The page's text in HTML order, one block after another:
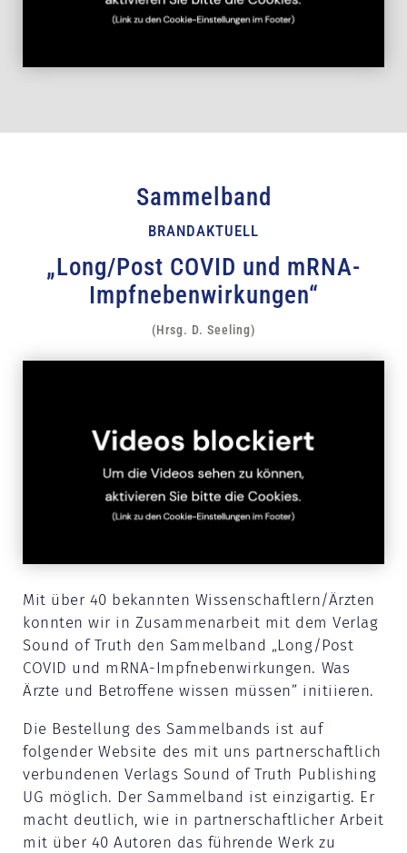
Sammelband
BRANDAKTUELL
„Long/Post COVID und mRNA-
Impfnebenwirkungen“
(Hrsg. D. Seeling)
Mit über 40 bekannten Wissenschaftlern/Ärzten
konnten wir in Zusammenarbeit mit dem Verlag
Sound of Truth den Sammelband „Long/Post
COVID und mRNA-Impfnebenwirkungen. Was
Ärzte und Betroffene wissen müssen” initiieren.
Die Bestellung des Sammelbands ist auf
folgender Website des mit uns partnerschaftlich
verbundenen Verlags Sound of Truth Publishing
UG möglich. Der Sammelband ist einzigartig. Er
macht deutlich, wie in partnerschaftlicher Arbeit
mit über 40 Autoren das führende Werk zu